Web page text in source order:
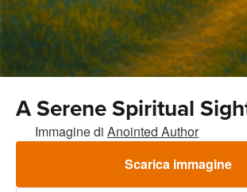
A Serene Spiritual
Immagine di Anointed Author
Scarica immagine